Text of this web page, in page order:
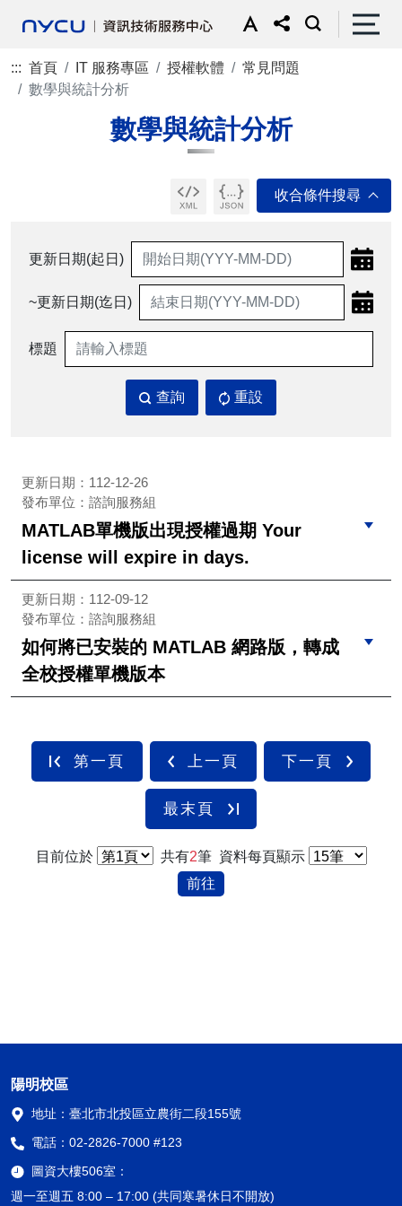
::: 首頁 IT 服務專區 授權軟體
常見問題
數學與統計分析
數學與統計分析
更新日期(起日)
~更新日期(迄日)
標題
查詢 重設
更新日期：112-12-26
發布單位：諮詢服務組
MATLAB單機版出現授權過期 Your
license will expire in days.
更新日期：112-09-12
發布單位：諮詢服務組
如何將已安裝的 MATLAB 網路版，轉成
全校授權單機版本
第一頁 上一頁 下一頁
最末頁
目前位於 共有2筆 資料每頁顯示
前往
陽明校區
地址： 臺北市北投區立農街二段155號
電話： 02-2826-7000 #123
圖資大樓506室：
週一至週五 8:00 – 17:00 (共同寒暑休日不開放)